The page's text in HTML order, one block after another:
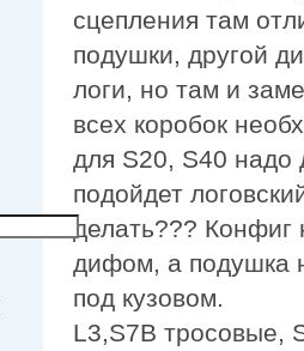
сцепления там
подушки, другой
логи, но там и
всех коробок
для S20, S40 надо
подойдет
делать???
дифом, а подушка
под кузовом.
L3,S7B тросовые,